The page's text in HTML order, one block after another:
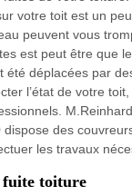
votre toit est un
peuvent vous
est peut être que
été déplacées par
l’état de votre toit,
des
les travaux
fuite toiture